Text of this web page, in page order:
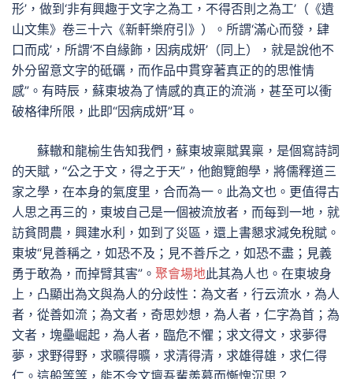
形’，做到‘非有興趣于文字之為工，不得否則之為工’（《遺
山文集》卷三十六《新軒樂府引》）。所謂‘滿心而發，肆
口而成’，所謂‘不自緣飾，因病成妍’（同上），就是說他不
外分留意文字的砥礪，而作品中貫穿著真正的的思惟情
感”。有時辰，蘇東坡為了情感的真正的流淌，甚至可以衝
破格律所限，此即“因病成妍”耳。
蘇轍和龍榆生告知我們，蘇東坡稟賦異稟，是個寫詩詞
的天賦，“公之于文，得之于天”，他飽覽飽學，將儒釋道三
家之學，在本身的氣度里，合而為一。此為文也。更值得古
人思之再三的，東坡自己是一個被流放者，而每到一地，就
訪貧問農，興建水利，如到了災區，還上書懇求減免稅賦。
東坡“見善稱之，如恐不及；見不善斥之，如恐不盡；見義
勇于敢為，而掉臂其害”。 聚會場地此其為人也。在東坡身
上，凸顯出為文與為人的分歧性：為文者，行云流水，為人
者，從善如流；為文者，奇思妙想，為人者，仁字為首；為
文者，塊壘崛起，為人者，臨危不懼；求文得文，求夢得
夢，求野得野，求曠得曠，求清得清，求雄得雄，求仁得
仁。這般等等，能不令文壇吾輩羨慕而慚愧沉思？